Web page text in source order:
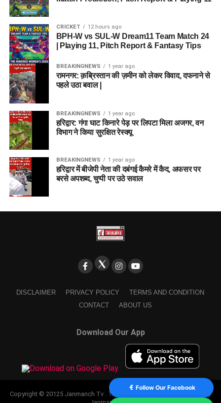
CRICKET 12 hours ago
BPH-W vs SUL-W Dream11 Team Match 24
| Playing 11, Pitch Report & Fantasy Tips
BREAKINGNEWS 1 year ago
रामनगर: क़ब्रिस्तान की ज़मीन को लेकर विवाद, दफनाने से
पहले उठा बवाल |
BREAKINGNEWS 1 year ago
हरिद्वार: गंगा घाट किनारे पेड़ पर लिपटा मिला अजगर, वन
विभाग ने किया सुरक्षित रेस्क्यू
BREAKINGNEWS 1 year ago
हरिद्वार में बीजेपी नेता की दबंगई कैमरे में कैद, अफसर पर
बरसे अपशब्द, चुप्पी पर उठे सवाल
DISCLAIMER PRIVACY POLICY
TERMS AND CONDITION
CONTACT
ABOUT US
Download Our App
Copyright © 20125 Janmanch Tv . Theme by SSDIGIMARK. powered by
Follow Our Facebook